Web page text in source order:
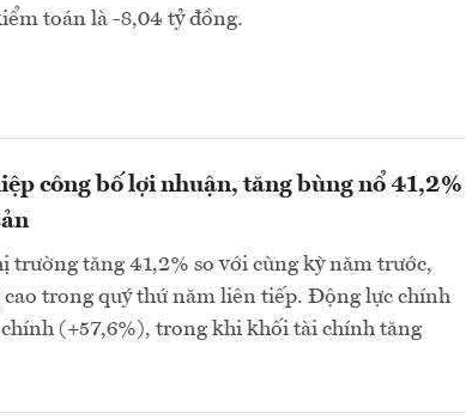
toán là -8,04 tỷ đồng.
công bố lợi nhuận, tăng bùng nổ 41,2%
trường tăng 41,2% so với cùng kỳ năm trước,
trong quý thứ năm liên tiếp. Động lực chính
(+57,6%), trong khi khối tài chính tăng